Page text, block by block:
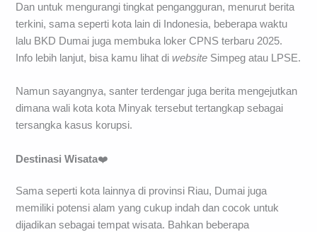
Dan untuk mengurangi tingkat pengangguran, menurut berita
terkini, sama seperti kota lain di Indonesia, beberapa waktu
lalu BKD Dumai juga membuka loker CPNS terbaru 2025.
Info lebih lanjut, bisa kamu lihat diwebsite Simpeg atau LPSE.
Namun sayangnya, santer terdengar juga berita mengejutkan
dimana wali kota kota Minyak tersebut tertangkap sebagai
tersangka kasus korupsi.
Destinasi Wisata❤️
Sama seperti kota lainnya di provinsi Riau, Dumai juga
memiliki potensi alam yang cukup indah dan cocok untuk
dijadikan sebagai tempat wisata. Bahkan beberapa